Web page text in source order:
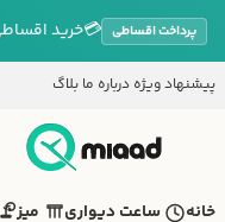
پرداخت اقساطی 💳خرید
پیشنهاد ویژه درباره ما بلاگ
خانه ساعت دیواری میز